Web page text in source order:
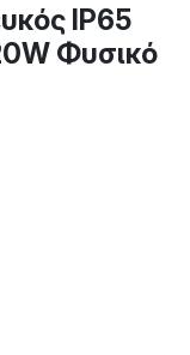
IP65
Φυσικό